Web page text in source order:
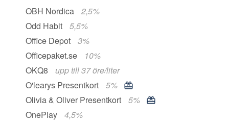
OBH Nordica
2,5%
Odd Habit
5,5%
Office Depot
3%
Officepaket.se
10%
OKQ8
upp till 37 öre/liter
O'learys Presentkort
5%
Olivia & Oliver Presentkort
5%
OnePlay
4,5%